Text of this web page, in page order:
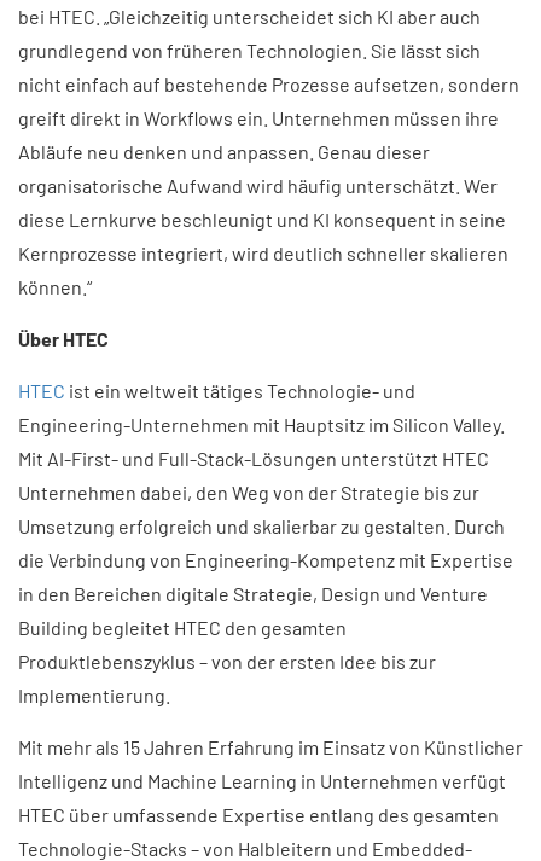
bei HTEC. „Gleichzeitig unterscheidet sich KI aber auch
grundlegend von früheren Technologien. Sie lässt sich
nicht einfach auf bestehende Prozesse aufsetzen, sondern
greift direkt in Workflows ein. Unternehmen müssen ihre
Abläufe neu denken und anpassen. Genau dieser
organisatorische Aufwand wird häufig unterschätzt. Wer
diese Lernkurve beschleunigt und KI konsequent in seine
Kernprozesse integriert, wird deutlich schneller skalieren
können.“
Über HTEC
HTEC ist ein weltweit tätiges Technologie- und
Engineering-Unternehmen mit Hauptsitz im Silicon Valley.
Mit AI-First- und Full-Stack-Lösungen unterstützt HTEC
Unternehmen dabei, den Weg von der Strategie bis zur
Umsetzung erfolgreich und skalierbar zu gestalten. Durch
die Verbindung von Engineering-Kompetenz mit Expertise
in den Bereichen digitale Strategie, Design und Venture
Building begleitet HTEC den gesamten
Produktlebenszyklus – von der ersten Idee bis zur
Implementierung.
Mit mehr als 15 Jahren Erfahrung im Einsatz von Künstlicher
Intelligenz und Machine Learning in Unternehmen verfügt
HTEC über umfassende Expertise entlang des gesamten
Technologie-Stacks – von Halbleitern und Embedded-